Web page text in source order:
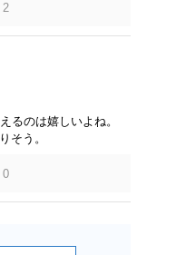
2
るのは嬉しいよね。
そう。
0